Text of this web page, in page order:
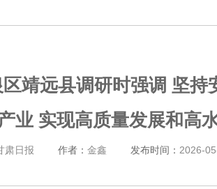
靖远县调研时强调 坚
业 实现高质量发展和高
肃日报 作者： 金鑫 发布时间： 2026-